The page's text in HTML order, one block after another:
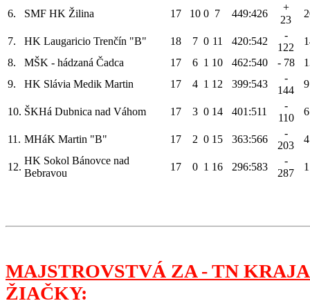
6. SMF HK Žilina 17 10 0 7 449:426
+
23
7. HK Laugaricio Trenčín "B" 18 7 0 11 420:542
-
122
8.
MŠK - hádzaná Čadca 17 6 1 10 462:540 - 78
9.
HK Slávia Medik Martin 17 4 1 12 399:543
-
144
9
10. ŠKHá Dubnica nad Váhom 17 3 0 14 401:511
-
110
6
11. MHáK Martin "B" 17 2 0 15 363:566
-
203
4
12.
HK Sokol Bánovce nad
Bebravou
17 0 1 16 296:583
-
287
1
MAJSTROVSTVÁ ZA - TN
ŽIAČKY: